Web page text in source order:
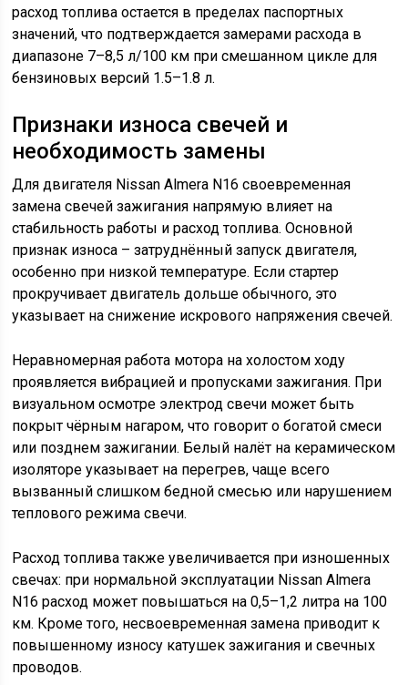
расход топлива остается в пределах паспортных
значений, что подтверждается замерами расхода в
диапазоне 7–8,5 л/100 км при смешанном цикле для
бензиновых версий 1.5–1.8 л.
Признаки износа свечей и
необходимость замены
Для двигателя Nissan Almera N16 своевременная
замена свечей зажигания напрямую влияет на
стабильность работы и расход топлива. Основной
признак износа – затруднённый запуск двигателя,
особенно при низкой температуре. Если стартер
прокручивает двигатель дольше обычного, это
указывает на снижение искрового напряжения свечей.
Неравномерная работа мотора на холостом ходу
проявляется вибрацией и пропусками зажигания. При
визуальном осмотре электрод свечи может быть
покрыт чёрным нагаром, что говорит о богатой смеси
или позднем зажигании. Белый налёт на керамическом
изоляторе указывает на перегрев, чаще всего
вызванный слишком бедной смесью или нарушением
теплового режима свечи.
Расход топлива также увеличивается при изношенных
свечах: при нормальной эксплуатации Nissan Almera
N16 расход может повышаться на 0,5–1,2 литра на 100
км. Кроме того, несвоевременная замена приводит к
повышенному износу катушек зажигания и свечных
проводов.